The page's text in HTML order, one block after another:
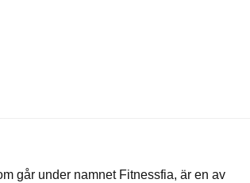
går under namnet Fitnessfia, är en av